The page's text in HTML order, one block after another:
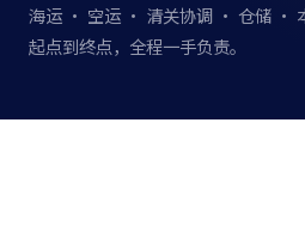
海运 · 空运 · 清关协调 · 仓储 ·
起点到终点，全程一手负责。